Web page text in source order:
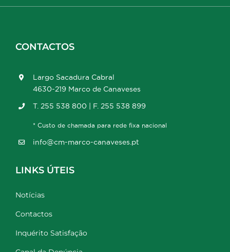
CONTACTOS
Largo Sacadura Cabral
4630-219 Marco de Canaveses
T. 255 538 800 | F. 255 538 899
* Custo de chamada para rede fixa nacional
info@cm-marco-canaveses.pt
LINKS ÚTEIS
Notícias
Contactos
Inquérito Satisfação